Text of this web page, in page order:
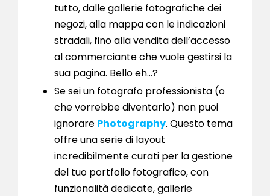
tutto, dalle gallerie fotografiche dei
negozi, alla mappa con le indicazioni
stradali, fino alla vendita dell’accesso
al commerciante che vuole gestirsi la
sua pagina. Bello eh…?
Se sei un fotografo professionista (o
che vorrebbe diventarlo) non puoi
ignorare Photography. Questo tema
offre una serie di layout
incredibilmente curati per la gestione
del tuo portfolio fotografico, con
funzionalità dedicate, gallerie